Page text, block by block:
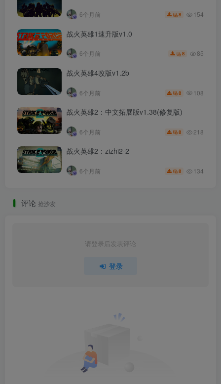
6个月前 8 154
战火英雄1速升版v1.0
6个月前 8 85
战火英雄4改版v1.2b
6个月前 8 108
战火英雄2：中文拓展版v1.38(修复版)
6个月前 8 218
战火英雄2：zizhi2-2
6个月前 8 134
评论 抢沙发
请登录后发表评论
登录